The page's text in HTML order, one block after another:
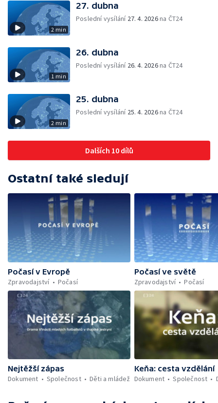
2 min
27. dubna
Poslední vysílání 27. 4. 2026na ČT24
1 min
26. dubna
Poslední vysílání 26. 4. 2026na ČT24
2 min
25. dubna
Poslední vysílání 25. 4. 2026na ČT24
Dalších 10 dílů
Ostatní také sledují
Počasí v Evropě
Zpravodajství
Počasí
Počasí ve světě
Zpravodajství
Počasí
Nejtěžší zápas
Dokument
Společnost Děti a mládež
Keňa: cesta vzdělání
Dokument
Společnost